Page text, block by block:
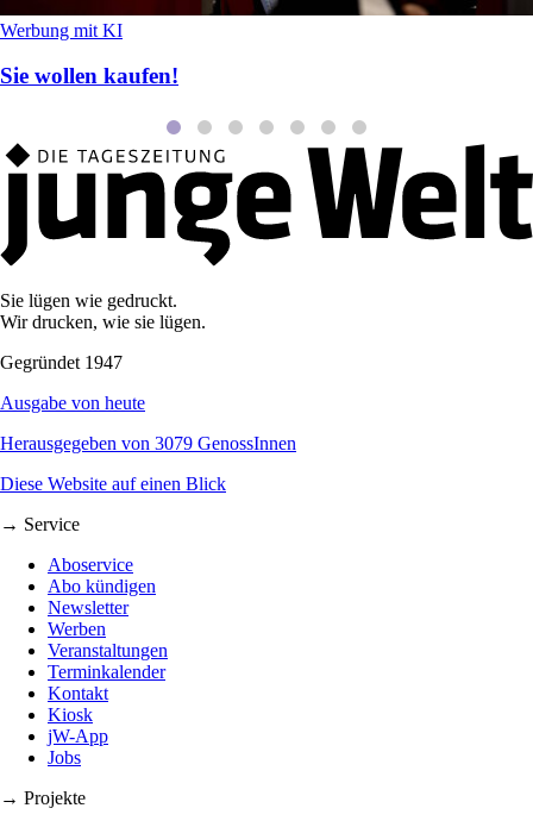
Werbung mit KI
Sie wollen kaufen!
Sie lügen wie gedruckt.
Wir drucken, wie sie lügen.
Gegründet 1947
Ausgabe von heute
Herausgegeben von 3079 GenossInnen
Diese Website auf einen Blick
→ Service
Aboservice
Abo kündigen
Newsletter
Werben
Veranstaltungen
Terminkalender
Kontakt
Kiosk
jW-App
Jobs
→ Projekte